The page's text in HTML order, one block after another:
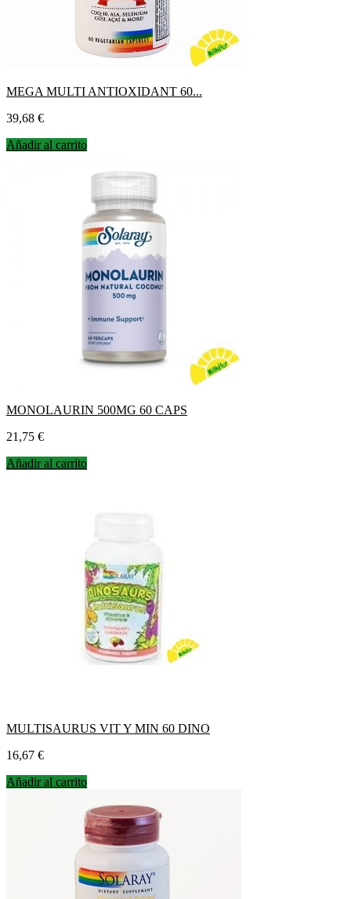
MEGA MULTI ANTIOXIDANT 60...
Precio
39,68 €
Añadir al carrito
MONOLAURIN 500MG 60 CAPS
Precio
21,75 €
Añadir al carrito
MULTISAURUS VIT Y MIN 60 DINO
Precio
16,67 €
Añadir al carrito